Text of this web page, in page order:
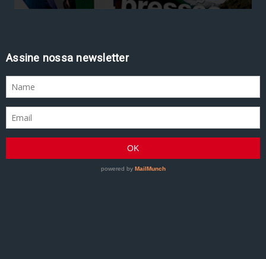
Assine nossa newsletter